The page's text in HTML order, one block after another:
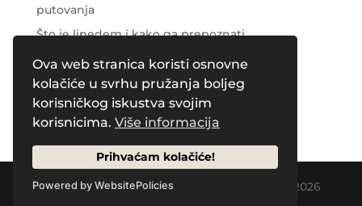
Ova web stranica koristi osnovne
kolačiće u svrhu pružanja boljeg
korisničkog iskustva svojim
korisnicima. Više informacija
Prihvaćam kolačiće!
Powered by WebsitePolicies
putovanja
Što je lipedem i kako ga prepoznati
Njega područja oko očiju
Recent Comments
Designed byCreative Pleasure Agency
| © 2026